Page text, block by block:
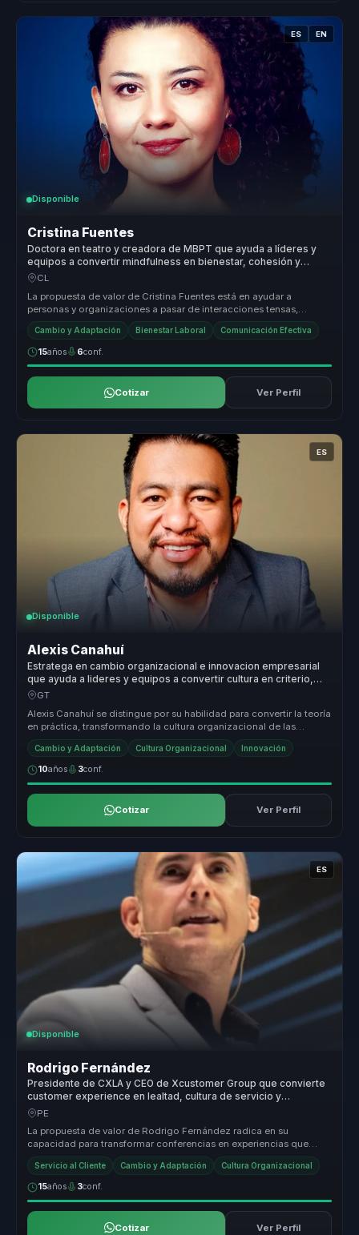
ES EN
Disponible
Cristina Fuentes
Doctora en teatro y creadora de MBPT que ayuda a líderes y
equipos a convertir mindfulness en bienestar, cohesión y
adaptación al cambio.
CL
La propuesta de valor de Cristina Fuentes está en ayudar a
personas y organizaciones a pasar de interacciones tensas,
superficiales o des...
Cambio y Adaptación Bienestar Laboral Comunicación Efectiva
15años 6conf.
Cotizar Ver Perfil
ES
Disponible
Alexis Canahuí
Estratega en cambio organizacional e innovacion empresarial
que ayuda a lideres y equipos a convertir cultura en criterio,
cohesion y mejor ejecucion.
GT
Alexis Canahuí se distingue por su habilidad para convertir la teoría
en práctica, transformando la cultura organizacional de las
empresa...
Cambio y Adaptación Cultura Organizacional Innovación
10años 3conf.
Cotizar Ver Perfil
ES
Disponible
Rodrigo Fernández
Presidente de CXLA y CEO de Xcustomer Group que convierte
customer experience en lealtad, cultura de servicio y
resultados para empresas.
PE
La propuesta de valor de Rodrigo Fernández radica en su
capacidad para transformar conferencias en experiencias que
generan resultados me...
Servicio al Cliente Cambio y Adaptación Cultura Organizacional
15años 3conf.
Cotizar Ver Perfil